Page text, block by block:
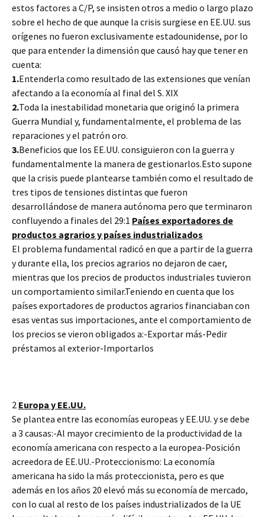
estos factores a C/P, se insisten otros a medio o largo plazo
sobre el hecho de que aunque la crisis surgiese en EE.UU. sus
orígenes no fueron exclusivamente estadounidense, por lo
que para entender la dimensión que causó hay que tener en
cuenta:
1.Entenderla como resultado de las extensiones que venían
afectando a la economía al final del S. XIX
2.Toda la inestabilidad monetaria que originó la primera
Guerra Mundial y, fundamentalmente, el problema de las
reparaciones y el patrón oro.
3.Beneficios que los EE.UU. consiguieron con la guerra y
fundamentalmente la manera de gestionarlos.Esto supone
que la crisis puede plantearse también como el resultado de
tres tipos de tensiones distintas que fueron
desarrollándose de manera autónoma pero que terminaron
confluyendo a finales del 29:1 Países exportadores de
productos agrarios y países industrializados
El problema fundamental radicó en que a partir de la guerra
y durante ella, los precios agrarios no dejaron de caer,
mientras que los precios de productos industriales tuvieron
un comportamiento similar.Teniendo en cuenta que los
países exportadores de productos agrarios financiaban con
esas ventas sus importaciones, ante el comportamiento de
los precios se vieron obligados a:-Exportar más-Pedir
préstamos al exterior-Importarlos
2 Europa y EE.UU.
Se plantea entre las economías europeas y EE.UU. y se debe
a 3 causas:-Al mayor crecimiento de la productividad de la
economía americana con respecto a la europea-Posición
acreedora de EE.UU.-Proteccionismo: La economía
americana ha sido la más proteccionista, pero es que
además en los años 20 elevó más su economía de mercado,
con lo cual al resto de los países industrializados de la UE